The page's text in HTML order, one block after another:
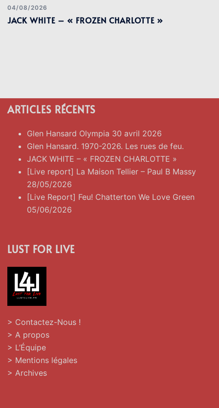
04/08/2026
JACK WHITE – « FROZEN CHARLOTTE »
ARTICLES RÉCENTS
Glen Hansard Olympia 30 avril 2026
Glen Hansard. 1970-2026. Les rues de feu.
JACK WHITE – « FROZEN CHARLOTTE »
[Live report] La Maison Tellier – Paul B Massy
28/05/2026
[Live Report] Feu! Chatterton We Love Green
05/06/2026
LUST FOR LIVE
> Contactez-Nous !
> A propos
> L’Équipe
> Mentions légales
> Archives